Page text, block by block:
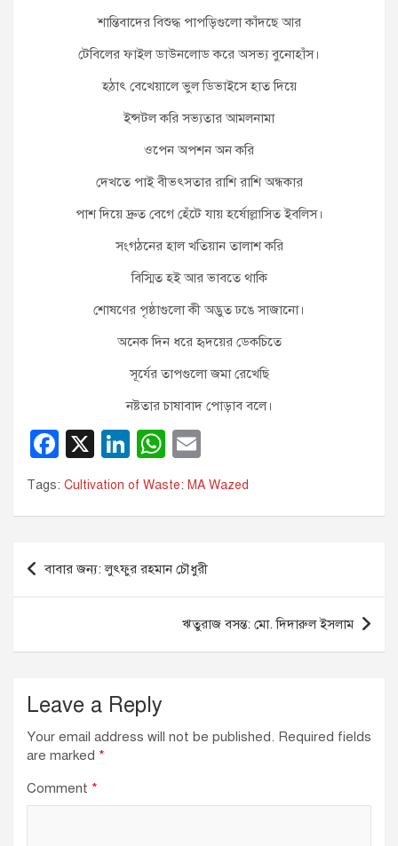
শান্তিবাদের বিশুদ্ধ পাপড়িগুলো কাঁদছে আর
টেবিলের ফাইল ডাউনলোড করে অসভ্য বুনোহাঁস।
হঠাৎ বেখেয়ালে ভুল ডিভাইসে হাত দিয়ে
ইন্সটল করি সভ্যতার আমলনামা
ওপেন অপশন অন করি
দেখতে পাই বীভৎসতার রাশি রাশি অন্ধকার
পাশ দিয়ে দ্রুত বেগে হেঁটে যায় হর্ষোল্লাসিত ইবলিস।
সংগঠনের হাল খতিয়ান তালাশ করি
বিস্মিত হই আর ভাবতে থাকি
শোষণের পৃষ্ঠাগুলো কী অদ্ভুত ঢঙে সাজানো।
অনেক দিন ধরে হৃদয়ের ডেকচিতে
সূর্যের তাপগুলো জমা রেখেছি
নষ্টতার চাষাবাদ পোড়াব বলে।
F
a
c
b
o
k
X
Li
n
k
dI
n
W
h
at
A
p
m
ail
Tags: Cultivation of Waste: MA Wazed
Post
navigation
বাবার জন্য: লুৎফুর রহমান চৌধুরী
ঋতুরাজ বসন্ত: মো. দিদারুল ইসলাম
Leave a Reply
Your email address will not be published. Required fields
are marked *
Comment *